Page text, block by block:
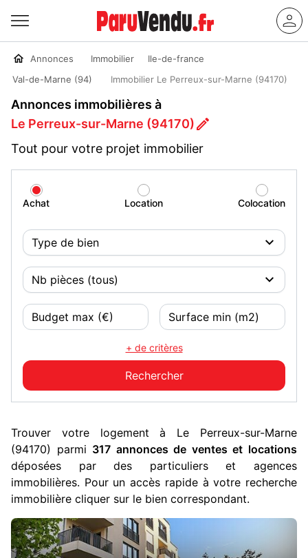
Annonces Immobilier
Ile-de-france
Val-de-Marne (94)
Immobilier Le Perreux-sur-Marne (94170)
Annonces immobilières à
Le Perreux-sur-Marne (94170)
Tout pour votre projet immobilier
Achat Location Colocation
+ de critères
Trouver votre logement à Le Perreux-sur-Marne
(94170) parmi 317 annonces de ventes et locations
déposées par des particuliers et agences
immobilières. Pour un accès rapide à votre recherche
immobilière cliquer sur le bien correspondant.